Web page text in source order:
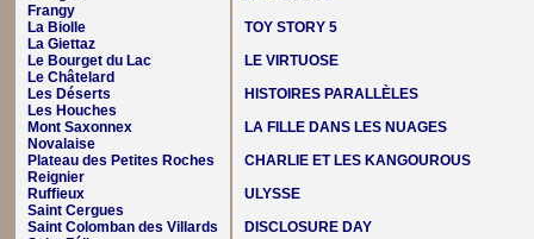
Frangy
La Biolle
La Giettaz
Le Bourget du Lac
Le Châtelard
Les Déserts
Les Houches
Mont Saxonnex
Novalaise
Plateau des Petites Roches
Reignier
Ruffieux
Saint Cergues
Saint Colomban des Villards
TOY STORY 5
LE VIRTUOSE
HISTOIRES PARALLÈLES
LA FILLE DANS LES NUAGES
CHARLIE ET LES KANGOUROUS
ULYSSE
DISCLOSURE DAY